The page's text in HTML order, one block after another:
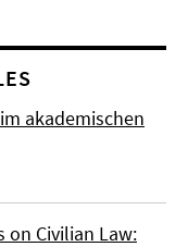
akademischen
on Civilian Law: